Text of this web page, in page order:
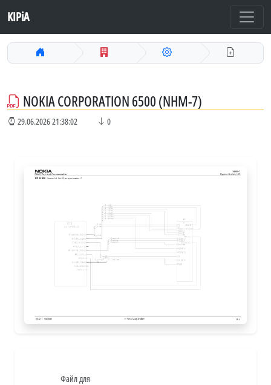
KIPiA
NOKIA CORPORATION 6500 (NHM-7)
29.06.2026 21:38:02 0
Файл для